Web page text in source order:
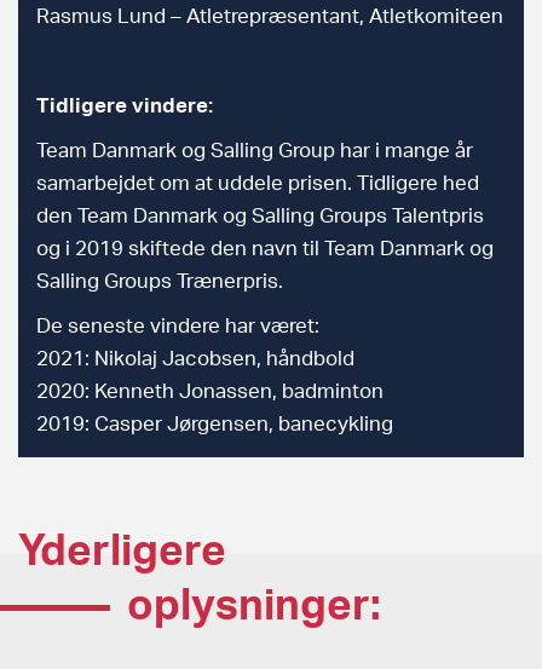
Rasmus Lund – Atletrepræsentant, Atletkomiteen
Tidligere vindere:
Team Danmark og Salling Group har i mange år
samarbejdet om at uddele prisen. Tidligere hed
den Team Danmark og Salling Groups Talentpris
og i 2019 skiftede den navn til Team Danmark og
Salling Groups Trænerpris.
De seneste vindere har været:
2021: Nikolaj Jacobsen, håndbold
2020: Kenneth Jonassen, badminton
2019: Casper Jørgensen, banecykling
Yderligere
oplysninger: